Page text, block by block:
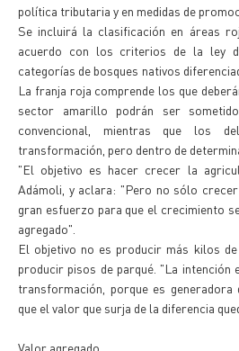
política tributaria y en medidas de
Se incluirá la clasificación en áreas
acuerdo con los criterios de la ley
categorías de bosques nativos
La franja roja comprende los que
sector amarillo podrán ser
convencional, mientras que los
transformación, pero dentro de
"El objetivo es hacer crecer la
Adámoli, y aclara: "Pero no sólo
gran esfuerzo para que el crecimiento
agregado".
El objetivo no es producir más kilos
producir pisos de parqué. "La intención
transformación, porque es
que el valor que surja de la diferencia
Valor agregado